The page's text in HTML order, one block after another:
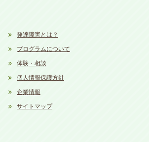
発達障害とは？
プログラムについて
体験・相談
個人情報保護方針
企業情報
サイトマップ